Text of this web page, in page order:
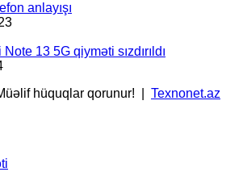
anlayışı
13 5G qiyməti sızdırıldı
hüquqlar qorunur! | Texnonet.az